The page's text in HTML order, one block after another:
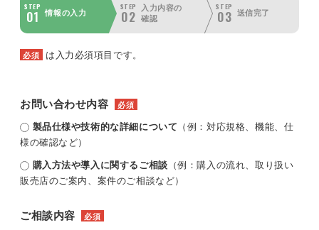
STEP
01 情報の入力
STEP
02
入力内容の
確認
STEP
03 送信完了
必須 は入力必須項目です。
お問い合わせ内容 必須
製品仕様や技術的な詳細について （例：対応規格、機能、仕
様の確認など）
購入方法や導入に関するご相談 （例：購入の流れ、取り扱い
販売店のご案内、案件のご相談など）
ご相談内容 必須